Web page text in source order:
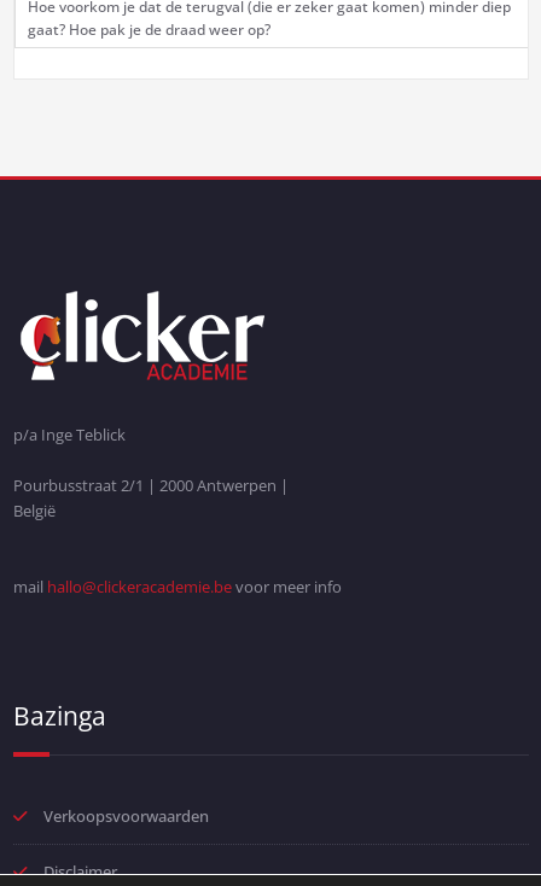
Hoe voorkom je dat de terugval (die er zeker gaat komen) minder diep
gaat? Hoe pak je de draad weer op?
p/a Inge Teblick
Pourbusstraat 2/1 | 2000 Antwerpen |
België
mail hallo@clickeracademie.bevoor meer info
Bazinga
Verkoopsvoorwaarden
Disclaimer